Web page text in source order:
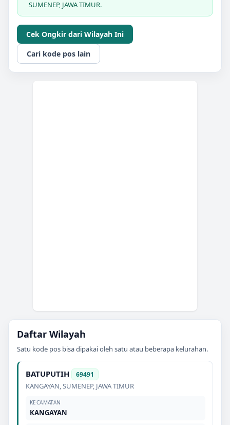
SUMENEP, JAWA TIMUR.
Cek Ongkir dari Wilayah Ini
Cari kode pos lain
Daftar Wilayah
Satu kode pos bisa dipakai oleh satu atau beberapa kelurahan.
BATUPUTIH 69491
KANGAYAN,SUMENEP, JAWA TIMUR
KECAMATAN
KANGAYAN